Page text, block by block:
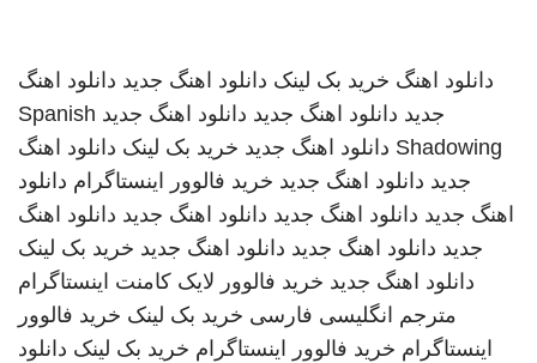
دانلود اهنگ خرید بک لینک دانلود اهنگ جدید دانلود اهنگ
جدید دانلود اهنگ جدید دانلود اهنگ جدید Spanish
Shadowing دانلود اهنگ جدید خرید بک لینک دانلود اهنگ
جدید دانلود اهنگ جدید خرید فالوور اینستاگرام دانلود
اهنگ جدید دانلود اهنگ جدید دانلود اهنگ جدید دانلود اهنگ
جدید دانلود اهنگ جدید دانلود اهنگ جدید خرید بک لینک
دانلود اهنگ جدید خرید فالوور لایک کامنت اینستاگرام
مترجم انگلیسی فارسی خرید بک لینک خرید فالوور
اینستاگرام خرید فالوور اینستاگرام خرید بک لینک دانلود